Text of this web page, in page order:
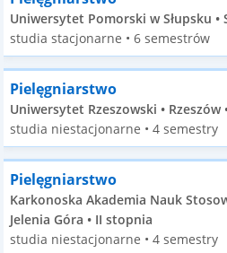
Uniwersytet Pomorski w Słupsku •
studia stacjonarne • 6 semestrów
Pielęgniarstwo
Uniwersytet Rzeszowski • Rzeszów
studia niestacjonarne • 4 semestry
Pielęgniarstwo
Karkonoska Akademia Nauk
Jelenia Góra • II stopnia
studia niestacjonarne • 4 semestry